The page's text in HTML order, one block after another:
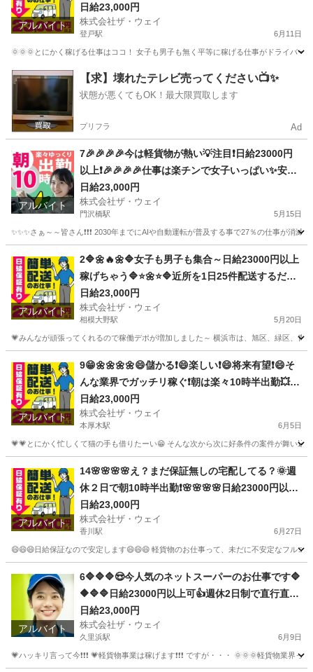
アルバイト
00円以上❗️事業拡大につき大量募集❗️❗️❗️
日給23,000円
株式会社ザ・ウェイ
登戸駅 6月11日
🌞🌞🌞とにかく稼げる仕事はココ！ 女子も男子も無く平等に稼げる仕事がドライバ
神奈川 川崎市 登戸駅 ドライバー ネットスーパー
【求】壊れたテレビ売ってください📺✨
状態が悪くてもOK！最大限買取します
プリフラ Ad
アルバイト
7🎉🎉🎉🎉今は軽貨物が熱い💡注目❗️日給23000円
以上❗️🎉🎉🎉🎉仕事は楽チンで女子いっぱい✨安定
収入😄完全週休2日制だよ💗
日給23,000円
株式会社ザ・ウェイ
門沢橋駅 5月15日
✨✨✨さぁ～～皆さん❗️❗️❗️ 2030年までにAIや自動運転が普及する事で27％の仕事が消
門沢橋駅 ドライバー ネットスーパー
アルバイト
2🔷🌼🔥🌼🔷女子も男子も集合～日給23000円以上
稼げちゃう🔷⭐🌼⭐🔷近所を1日25件配送するだけ❗️
週休2日制のお仕事です😄
日給23,000円
株式会社ザ・ウェイ
相模大野駅 5月20日
💗みんなが頑張ってくれるので稼働デポが増加しました～ 横浜市は、旭区、緑区、
相模大野駅 ドライバー ネットスーパー
アルバイト
9😁🌼🌼🌼🌼😄儲かる❗️😄楽しい❗️😄将来有望❗️😄そ
んな業界でガッチリ稼ぐ❗️朝は楽々10時半出勤💥日
給23000円以上❗️事業拡大につき大量募集❗️❗️❗️
日給23,000円
株式会社ザ・ウェイ
本厚木駅 6月5日
💗💗とにかく忙しくて猫の手も借りたーい😁 そんな次から次に好条件の案件が舞い
本厚木駅 配送 ネットスーパー
アルバイト
14🌸🌸🌸🌸え？まだ保証無しの宅配してる？🌞週
休２日で朝10時半出勤❗️🌸🌸🌸🌸日給23000円以上
🌸安定収入で女子いっぱい🎉さぁ～集まれ～
日給23,000円
株式会社ザ・ウェイ
香川駅 6月27日
😄😄😄日給保証なので安定します😄😄😄 軽貨物のお仕事って、未だに不安定なフル
香川駅 ドライバー ギグワーク
アルバイト
6🔷🔷🔷😍今人気のネットスーパーのお仕事です🔷
🔶🔷🔷日給23000円以上可👍週休2日制で直行直帰
で楽々勤務🌼🌼🌼
日給23,000円
株式会社ザ・ウェイ
久里浜駅 6月9日
💗ハッキリ言って今❗️❗️❗️ 💗軽貨物事業は稼げます❗️❗️❗️ ですが・・・ 🌞🌞🌞軽貨物業